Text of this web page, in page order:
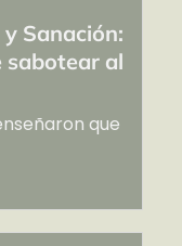
Sanación:
sabotear al
que